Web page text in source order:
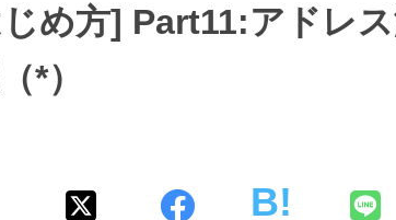
め方] Part11:アドレス
*）